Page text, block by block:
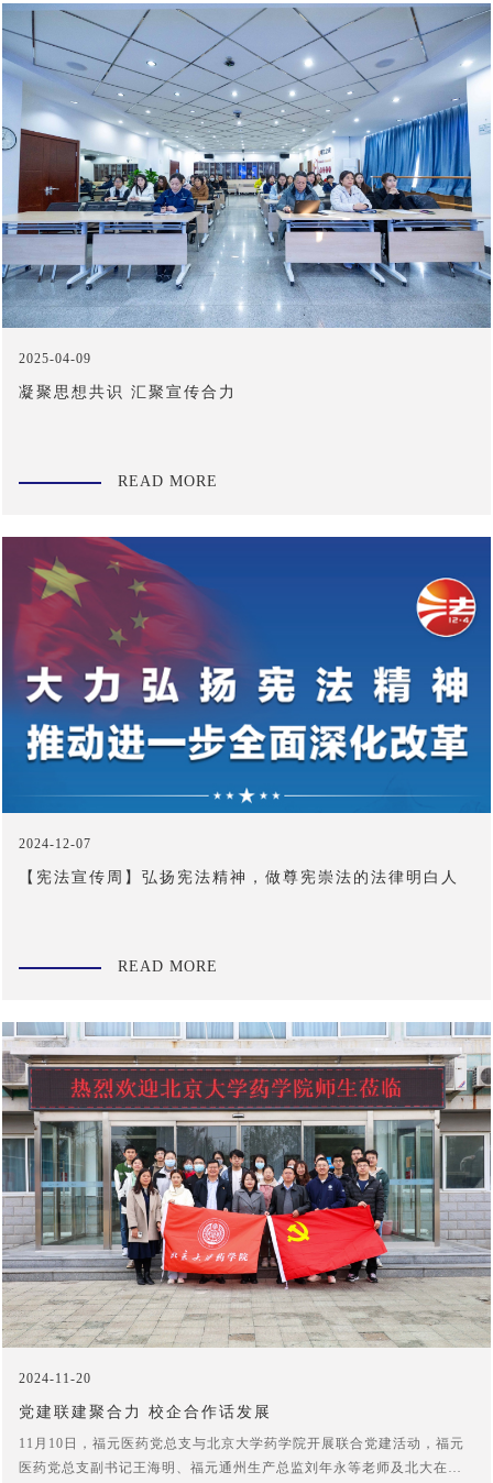
2025-04-09
凝聚思想共识 汇聚宣传合力
READ MORE
2024-12-07
【宪法宣传周】弘扬宪法精神，做尊宪崇法的法律明白人
READ MORE
2024-11-20
党建联建聚合力 校企合作话发展
11月10日，福元医药党总支与北京大学药学院开展联合党建活动，福元
医药党总支副书记王海明、福元通州生产总监刘年永等老师及北大在司